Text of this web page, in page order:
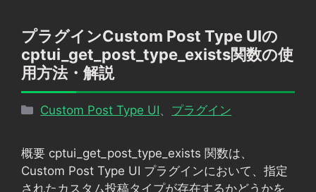
プラグインCustom Post Type UIの
cptui_get_post_type_exists関数の使
用方法・解説
カ
リ
ー
Custom Post Type UI プラグイン
概要 cptui_get_post_type_exists 関数は、
Custom Post Type UI プラグインにおいて、指定
されたカスタム投稿タイプが存在するかどうかを